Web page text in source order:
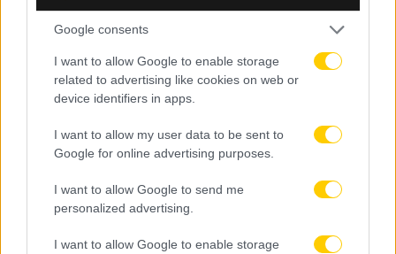
Google consents
I want to allow Google to enable storage
related to advertising like cookies on web or
device identifiers in apps.
I want to allow my user data to be sent to
Google for online advertising purposes.
I want to allow Google to send me
personalized advertising.
I want to allow Google to enable storage